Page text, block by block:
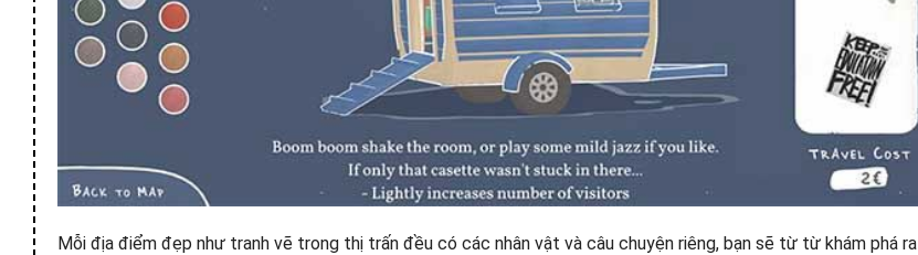
Mỗi địa điểm đẹp như tranh vẽ trong thị trấn đều có các nhân vật và câu chuyện riêng, bạn sẽ từ từ khám phá ra